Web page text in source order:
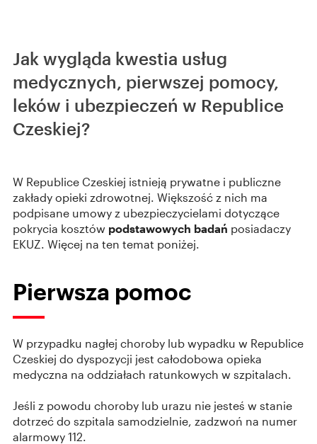
Jak wygląda kwestia usług
medycznych, pierwszej pomocy,
leków i ubezpieczeń w Republice
Czeskiej?
W Republice Czeskiej istnieją prywatne i publiczne
zakłady opieki zdrowotnej. Większość z nich ma
podpisane umowy z ubezpieczycielami dotyczące
pokrycia kosztów podstawowych badań posiadaczy
EKUZ. Więcej na ten temat poniżej.
Pierwsza pomoc
W przypadku nagłej choroby lub wypadku w Republice
Czeskiej do dyspozycji jest całodobowa opieka
medyczna na oddziałach ratunkowych w szpitalach.
Jeśli z powodu choroby lub urazu nie jesteś w stanie
dotrzeć do szpitala samodzielnie, zadzwoń na numer
alarmowy 112.